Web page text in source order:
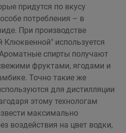
придутся по вкусу
потребления – в
При производстве
используется
спирты получают
фруктами, ягодами и
Точно такие же
для дистилляции
этому технологам
максимально
воздействия на цвет водки,